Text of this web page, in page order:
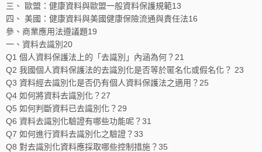
三、 歐盟：健康資料與歐盟一般資料保護規範13
四、 美國：健康資料與美國健康保險流通與責任法16
參、商業應用法遵議題19
一、資料去識別20
Q1 個人資料保護法上的「去識別」內涵為何？21
Q2 我國個人資料保護法的去識別化是否等於匿名化或假名化？ 23
Q3 資料經去識別化是否仍有個人資料保護法之適用？25
Q4 如何將資料去識別化？27
Q5 如何判斷資料已去識別化？29
Q6 資料去識別化驗證有哪些功能呢？31
Q7 如何進行資料去識別化之驗證？33
Q8 對去識別化資料應採取哪些控制措施？35